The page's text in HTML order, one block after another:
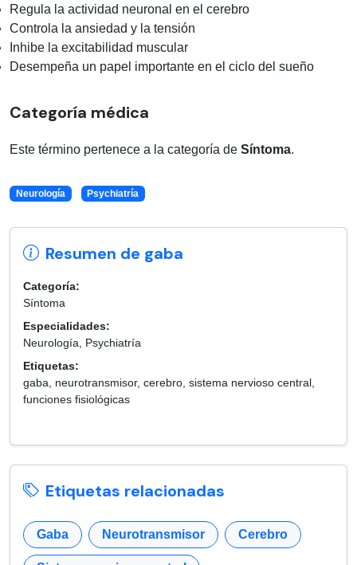
Regula la actividad neuronal en el cerebro
Controla la ansiedad y la tensión
Inhibe la excitabilidad muscular
Desempeña un papel importante en el ciclo del sueño
Categoría médica
Este término pertenece a la categoría de Síntoma.
Neurología Psychiatría
Resumen de gaba
Categoría:
Síntoma
Especialidades:
Neurología, Psychiatría
Etiquetas:
gaba, neurotransmisor, cerebro, sistema nervioso central,
funciones fisiológicas
Etiquetas relacionadas
Gaba Neurotransmisor Cerebro